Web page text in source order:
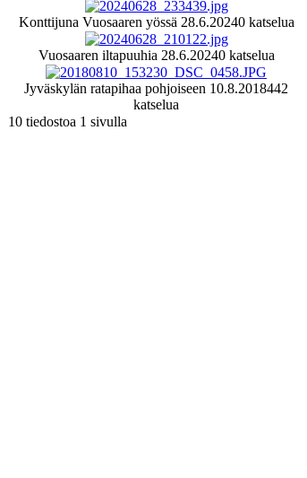
Konttijuna Vuosaaren yössä 28.6.20240 katselua
Vuosaaren iltapuuhia 28.6.20240 katselua
Jyväskylän ratapihaa pohjoiseen 10.8.2018442
katselua
10 tiedostoa 1 sivulla